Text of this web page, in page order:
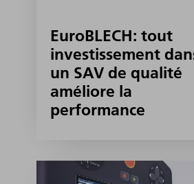
EuroBLECH: tout
investissement
un SAV de qualité
améliore la
performance